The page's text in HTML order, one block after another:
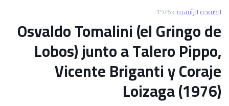
الصفحة الرئيسية 1976
Osvaldo Tomalini (el Gringo de
Lobos) junto a Talero Pippo,
Vicente Briganti y Coraje
Loizaga (1976)